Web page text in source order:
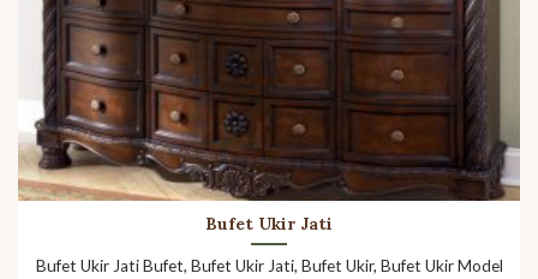
Bufet Ukir Jati
Bufet Ukir Jati Bufet, Bufet Ukir Jati, Bufet Ukir, Bufet Ukir Model